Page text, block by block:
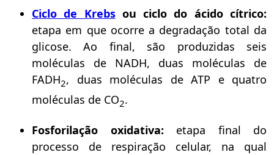
Ciclo de Krebsou ciclo do ácido cítrico:
etapa em que ocorre a degradação total da
glicose. Ao final, são produzidas seis
moléculas de NADH, duas moléculas de
FADH2, duas moléculas de ATP e quatro
moléculas de CO2.
Fosforilação oxidativa: etapa final do
processo de respiração celular, na qual